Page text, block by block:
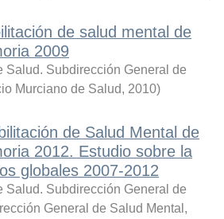
de salud mental de
2009
Salud. Subdirección General de
Murciano de Salud, 2010)
de Salud Mental de
2012. Estudio sobre la
globales 2007-2012
Salud. Subdirección General de
General de Salud Mental ,